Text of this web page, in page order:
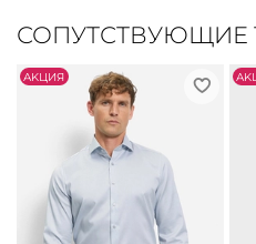
СОПУТСТВУЮЩИЕ
АKЦИЯ